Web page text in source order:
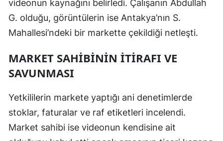
Kütahya
Malatya
Manisa
Mardin
Muğla
Muş
videonun kaynağını belirledi. Çalışanın Abdullah
G. olduğu, görüntülerin ise Antakya’nın S.
Mahallesi’ndeki bir markette çekildiği netleşti.
MARKET SAHIBININ İTIRAFI VE
SAVUNMASI
Yetkililerin markete yaptığı ani denetimlerde
stoklar, faturalar ve raf etiketleri incelendi.
Market sahibi ise videonun kendisine ait